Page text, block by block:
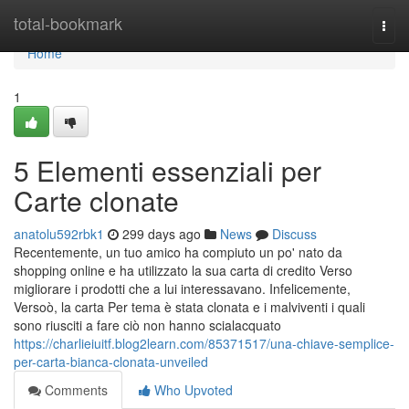
total-bookmark
Home
Home
1
5 Elementi essenziali per
Carte clonate
anatolu592rbk1 299 days ago News
Discuss
Recentemente, un tuo amico ha compiuto un po' nato da
shopping online e ha utilizzato la sua carta di credito Verso
migliorare i prodotti che a lui interessavano. Infelicemente,
Versoò, la carta Per tema è stata clonata e i malviventi i quali
sono riusciti a fare ciò non hanno scialacquato
https://charlieiuitf.blog2learn.com/85371517/una-chiave-semplice-
per-carta-bianca-clonata-unveiled
Comments
Who Upvoted